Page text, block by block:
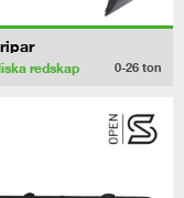
redskap 0-26 ton